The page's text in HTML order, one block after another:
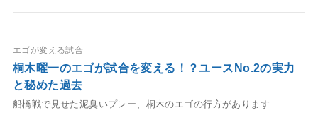
エゴが変える試合
桐木曜一のエゴが試合を変える！？ユースNo.2の実力
と秘めた過去
船橋戦で見せた泥臭いプレー、桐木のエゴの行方があります